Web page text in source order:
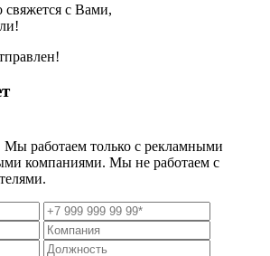
с Вами,
работаем только с рекламными
компаниями. Мы не работаем с